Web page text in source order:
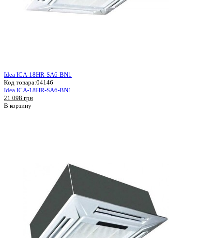
Idea ICA-18HR-SA6-BN1
Код товара:04146
Idea ICA-18HR-SA6-BN1
21 098 грн
В корзину